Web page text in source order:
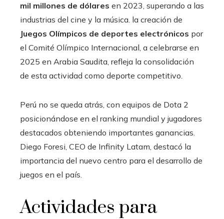
mil millones de dólares en 2023, superando a las
industrias del cine y la música. la creación de
Juegos Olímpicos de deportes electrónicos por
el Comité Olímpico Internacional, a celebrarse en
2025 en Arabia Saudita, refleja la consolidación
de esta actividad como deporte competitivo.
Perú no se queda atrás, con equipos de Dota 2
posicionándose en el ranking mundial y jugadores
destacados obteniendo importantes ganancias.
Diego Foresi, CEO de Infinity Latam, destacó la
importancia del nuevo centro para el desarrollo de
juegos en el país.
Actividades para